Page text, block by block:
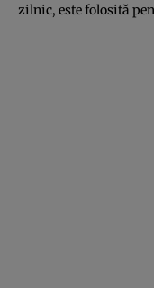
zilnic, este folosită